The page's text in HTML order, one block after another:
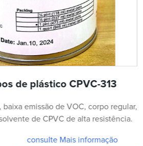
de plástico CPVC-313
baixa emissão de VOC, corpo regular,
de CPVC de alta resistência.
consulte Mais informação